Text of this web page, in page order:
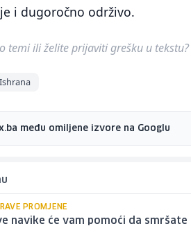
i dugoročno održivo.
temi ili želite prijaviti grešku u tekstu?
Ishrana
među omiljene izvore na Googlu
PROMJENE
navike će vam pomoći da